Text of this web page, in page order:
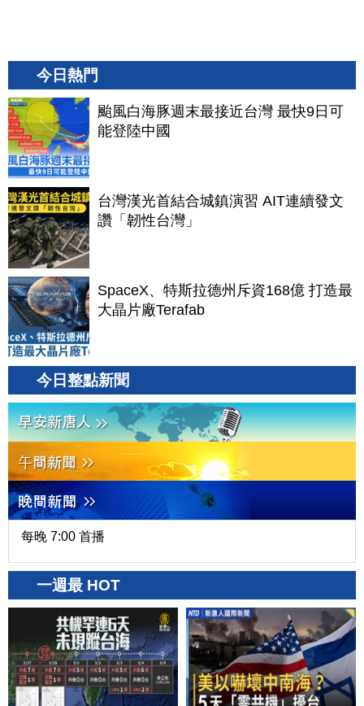
今日熱門
颱風白海豚週末最接近台灣 最快9日可
能登陸中國
台灣漢光首結合城鎮演習 AIT連續發文
讚「韌性台灣」
SpaceX、特斯拉德州斥資168億 打造最
大晶片廠Terafab
今日整點新聞
每晚 7:00 首播
一週最 HOT